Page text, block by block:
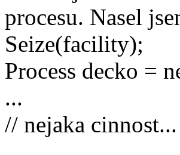
procesu. Nasel
Seize(facility);
Process decko =
...
// nejaka cinnost...